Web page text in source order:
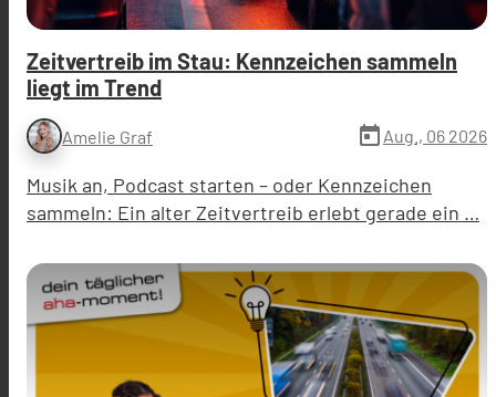
Zeitvertreib im Stau: Kennzeichen sammeln
liegt im Trend
Amelie Graf today Aug., 06 2026
Musik an, Podcast starten – oder Kennzeichen
sammeln: Ein alter Zeitvertreib erlebt gerade ein …